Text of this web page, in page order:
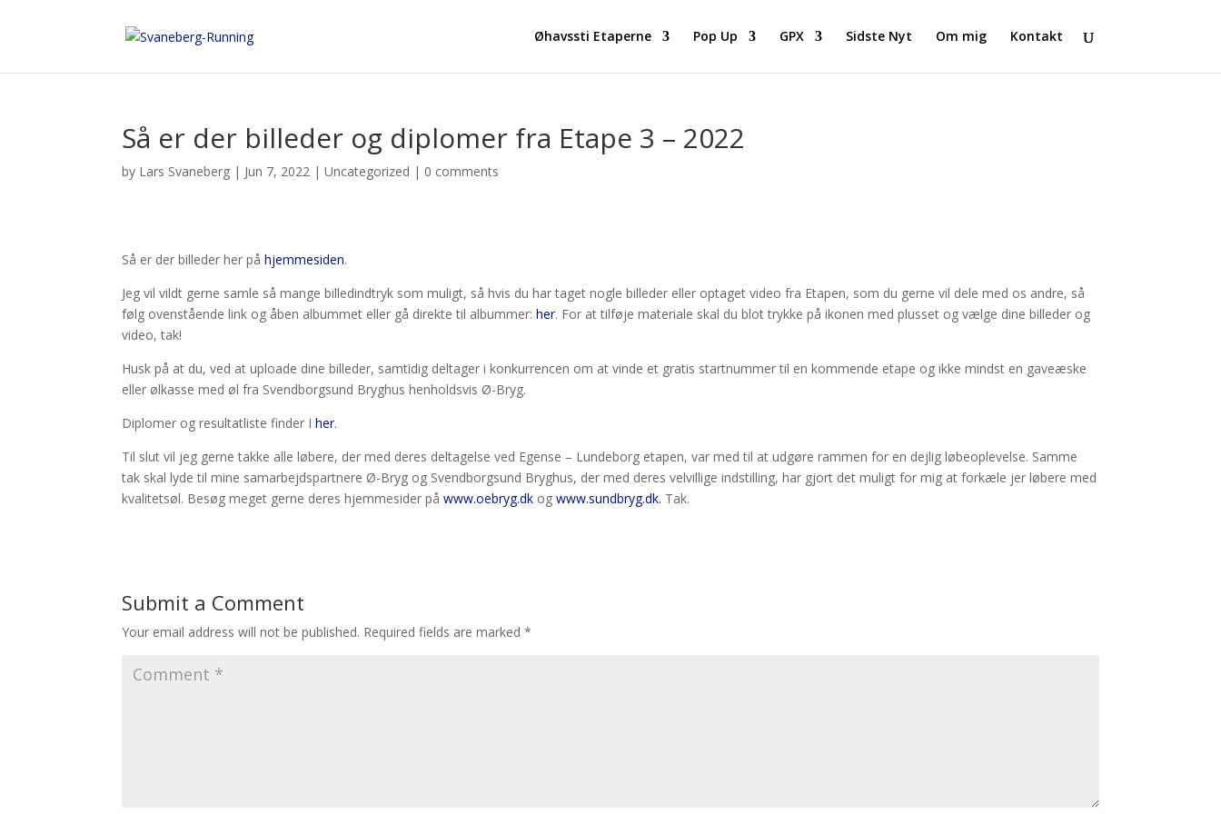
Øhavssti Etaperne Pop Up GPX Sidste Nyt Om mig Kontakt
Så er der billeder og diplomer fra Etape 3 – 2022
by Lars Svaneberg | Jun 7, 2022 |Uncategorized | 0 comments
Så er der billeder her påhjemmesiden.
Jeg vil vildt gerne samle så mange billedindtryk som muligt, så hvis du har taget nogle billeder eller optaget video fra Etapen, som du gerne vil dele med os andre, så
følg ovenstående link og åben albummet eller gå direkte til albummer:her. For at tilføje materiale skal du blot trykke på ikonen med plusset og vælge dine billeder og
video, tak!
Husk på at du, ved at uploade dine billeder, samtidig deltager i konkurrencen om at vinde et gratis startnummer til en kommende etape og ikke mindst en gaveæske
eller ølkasse med øl fra Svendborgsund Bryghus henholdsvis Ø-Bryg.
Diplomer og resultatliste finder Iher.
Til slut vil jeg gerne takke alle løbere, der med deres deltagelse ved Egense – Lundeborg etapen, var med til at udgøre rammen for en dejlig løbeoplevelse. Samme
tak skal lyde til mine samarbejdspartnere Ø-Bryg og Svendborgsund Bryghus, der med deres velvillige indstilling, har gjort det muligt for mig at forkæle jer løbere med
kvalitetsøl. Besøg meget gerne deres hjemmesider påwww.oebryg.dk ogwww.sundbryg.dk. Tak.
Submit a Comment
Your email address will not be published. Required fields are marked*